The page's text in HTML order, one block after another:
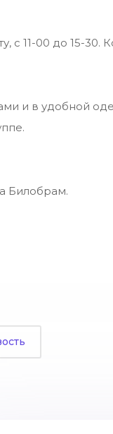
с 11-00 до 15-
и в удобной
Билобрам.